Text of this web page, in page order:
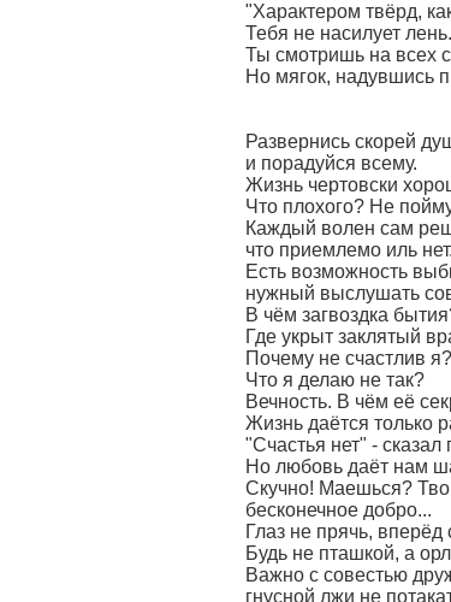
"Характером твёрд,
Тебя не насилует лень.
Ты смотришь на всех
Но мягок, надувшись
Развернись скорей
и порадуйся всему.
Жизнь чертовски
Что плохого? Не
Каждый волен сам
что приемлемо иль нет.
Есть возможность
нужный выслушать
В чём загвоздка
Где укрыт заклятый
Почему не счастлив я?
Что я делаю не так?
Вечность. В чём её
Жизнь даётся только
"Счастья нет" - сказал
Но любовь даёт нам
Скучно! Маешься?
бесконечное добро...
Глаз не прячь, вперёд
Будь не пташкой, а
Важно с совестью
гнусной лжи не